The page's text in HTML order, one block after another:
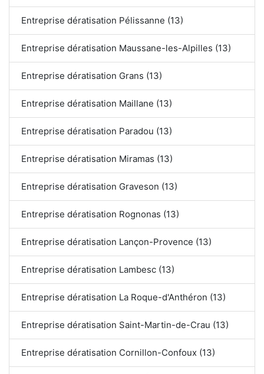
Entreprise dératisation Pélissanne (13)
Entreprise dératisation Maussane-les-Alpilles (13)
Entreprise dératisation Grans (13)
Entreprise dératisation Maillane (13)
Entreprise dératisation Paradou (13)
Entreprise dératisation Miramas (13)
Entreprise dératisation Graveson (13)
Entreprise dératisation Rognonas (13)
Entreprise dératisation Lançon-Provence (13)
Entreprise dératisation Lambesc (13)
Entreprise dératisation La Roque-d'Anthéron (13)
Entreprise dératisation Saint-Martin-de-Crau (13)
Entreprise dératisation Cornillon-Confoux (13)